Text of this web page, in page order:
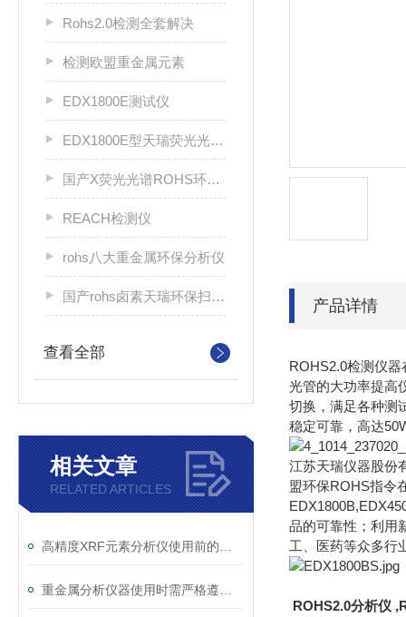
Rohs2.0检测全套解决
检测欧盟重金属元素
EDX1800E测试仪
EDX1800E型天瑞荧光光谱分析仪
国产X荧光光谱ROHS环保分析仪
REACH检测仪
rohs八大重金属环保分析仪
国产rohs卤素天瑞环保扫描仪
查看全部
相关文章
RELATED ARTICLES
产品详情
ROHS2.0检测仪
光管的大功率提高
切换，满足各种测
稳定可靠，高达
江苏天瑞仪器股份
盟环保ROHS指令
品的可靠性；利用
工、医药等众多行
ROHS2.0分析仪